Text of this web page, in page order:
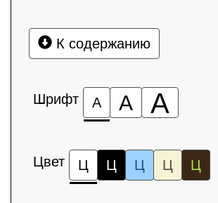
К содержанию
Шрифт А А А
Цвет Ц Ц Ц Ц Ц